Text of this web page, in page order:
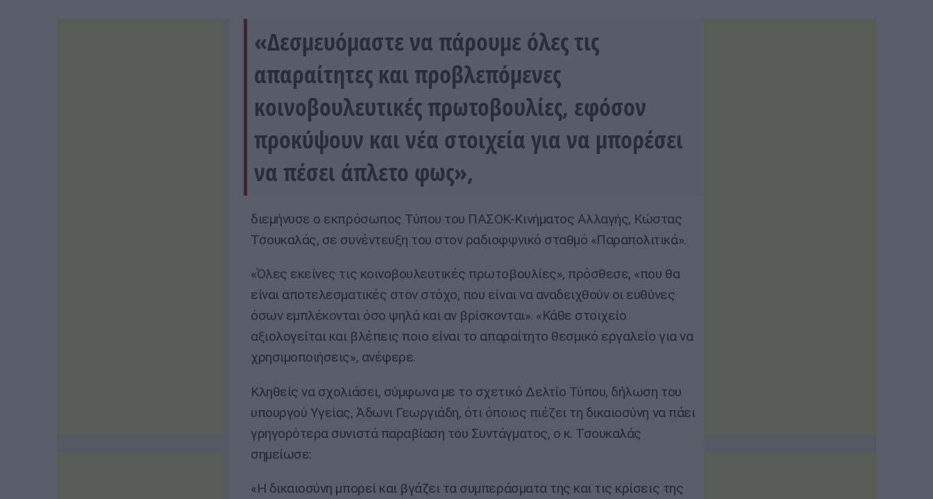
«Δεσμευόμαστε να πάρουμε όλες τις
απαραίτητες και προβλεπόμενες
κοινοβουλευτικές πρωτοβουλίες, εφόσον
προκύψουν και νέα στοιχεία για να μπορέσει
να πέσει άπλετο φως»,
διεμήνυσε ο εκπρόσωπος Τύπου του ΠΑΣΟΚ-Κινήματος Αλλαγής, Κώστας
Τσουκαλάς, σε συνέντευξη του στον ραδιοφψνικό σταθμό «Παραπολιτικά».
«Όλες εκείνες τις κοινοβουλευτικές πρωτοβουλίες», πρόσθεσε, «που θα
είναι αποτελεσματικές στον στόχο, που είναι να αναδειχθούν οι ευθύνες
όσων εμπλέκονται όσο ψηλά και αν βρίσκονται». «Κάθε στοιχείο
αξιολογείται και βλέπεις ποιο είναι το απαραίτητο θεσμικό εργαλείο για να
χρησιμοποιήσεις», ανέφερε.
Κληθείς να σχολιάσει, σύμφωνα με το σχετικό Δελτίο Τύπου, δήλωση του
υπουργού Υγείας, Άδωνι Γεωργιάδη, ότι όποιος πιέζει τη δικαιοσύνη να πάει
γρηγορότερα συνιστά παραβίαση του Συντάγματος, ο κ. Τσουκαλάς
σημείωσε:
«Η δικαιοσύνη μπορεί και βγάζει τα συμπεράσματα της και τις κρίσεις της